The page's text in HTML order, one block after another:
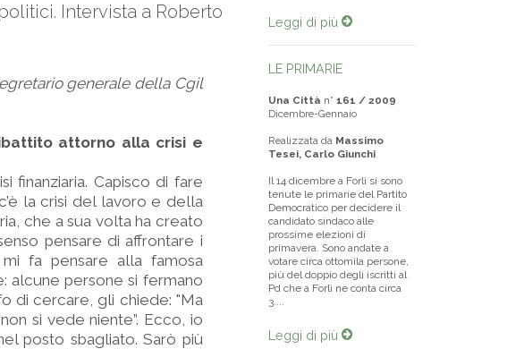
Intervista a Roberto
generale della Cgil
attorno alla crisi e
finanziaria. Capisco di fare
la crisi del lavoro e della
che a sua volta ha creato
pensare di affrontare i
fa pensare alla famosa
alcune persone si fermano
di cercare, gli chiede: "Ma
si vede niente”. Ecco, io
posto sbagliato. Sarò più
Leggi di più
LE PRIMARIE
Una Città n° 161 / 2009
Dicembre-Gennaio
Realizzata da Massimo
Tesei, Carlo Giunchi
Il 14 dicembre a Forlì si sono
tenute le primarie del Partito
Democratico per decidere il
candidato sindaco alle
prossime elezioni di
primavera. Sono andate a
votare circa ottomila persone,
più del doppio degli iscritti al
Pd che a Forlì ne conta circa
3....
Leggi di più